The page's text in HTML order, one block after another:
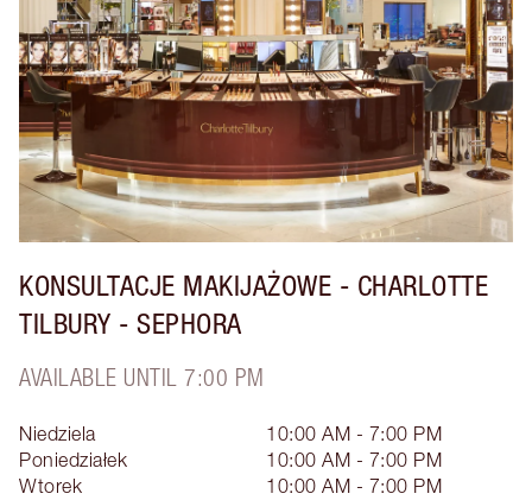
KONSULTACJE MAKIJAŻOWE - CHARLOTTE
TILBURY - SEPHORA
AVAILABLE UNTIL 7:00 PM
Niedziela
10:00 AM - 7:00 PM
Poniedziałek
10:00 AM - 7:00 PM
Wtorek
10:00 AM - 7:00 PM